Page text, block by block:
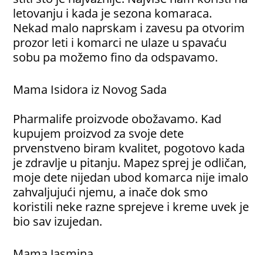
letovanju i kada je sezona komaraca.
Nekad malo naprskam i zavesu pa otvorim
prozor leti i komarci ne ulaze u spavaću
sobu pa možemo fino da odspavamo.
Mama Isidora iz Novog Sada
Pharmalife proizvode obožavamo. Kad
kupujem proizvod za svoje dete
prvenstveno biram kvalitet, pogotovo kada
je zdravlje u pitanju. Mapez sprej je odličan,
moje dete nijedan ubod komarca nije imalo
zahvaljujući njemu, a inače dok smo
koristili neke razne sprejeve i kreme uvek je
bio sav izujedan.